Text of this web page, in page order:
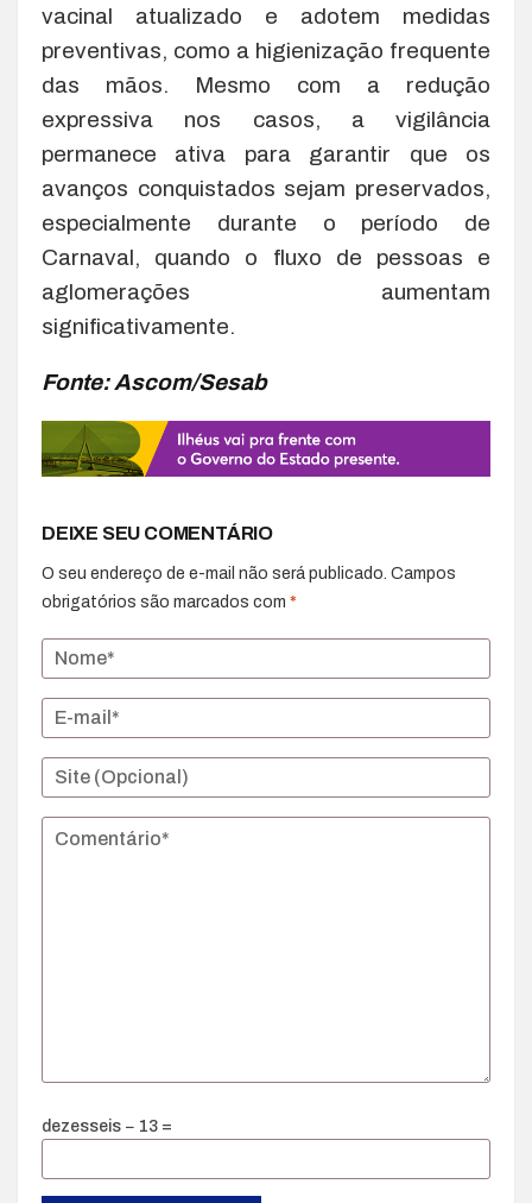
vacinal atualizado e adotem medidas
preventivas, como a higienização frequente
das mãos. Mesmo com a redução
expressiva nos casos, a vigilância
permanece ativa para garantir que os
avanços conquistados sejam preservados,
especialmente durante o período de
Carnaval, quando o fluxo de pessoas e
aglomerações aumentam
significativamente.
Fonte: Ascom/Sesab
DEIXE SEU COMENTÁRIO
O seu endereço de e-mail não será publicado. Campos
obrigatórios são marcados com *
dezesseis − 13 =